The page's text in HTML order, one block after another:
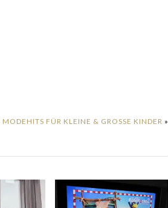
FÜR KLEINE & GROSSE KINDER »